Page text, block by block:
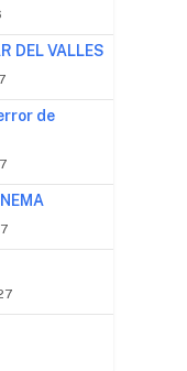
DEL VALLES
de